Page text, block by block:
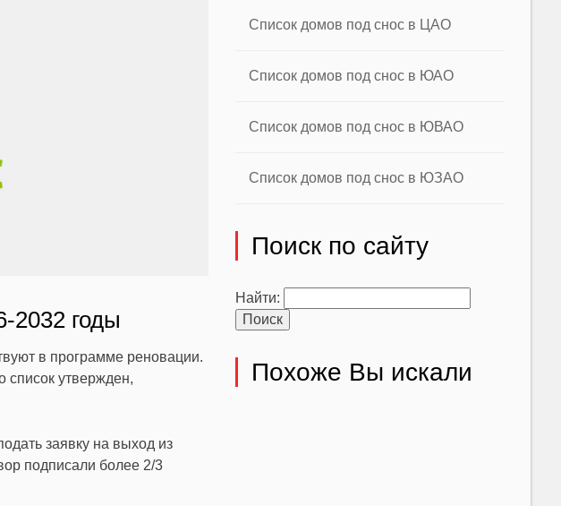
2032 годы
в программе реновации.
список утвержден,
заявку на выход из
подписали более 2/3
Список домов под снос в ЦАО
Список домов под снос в ЮАО
Список домов под снос в ЮВАО
Список домов под снос в ЮЗАО
Поиск по сайту
Найти:
Похоже Вы искали